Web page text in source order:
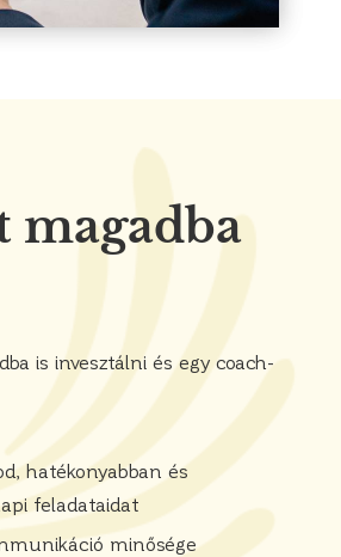
magadba
is invesztálni és egy coach-
hatékonyabban és
feladataidat
minősége